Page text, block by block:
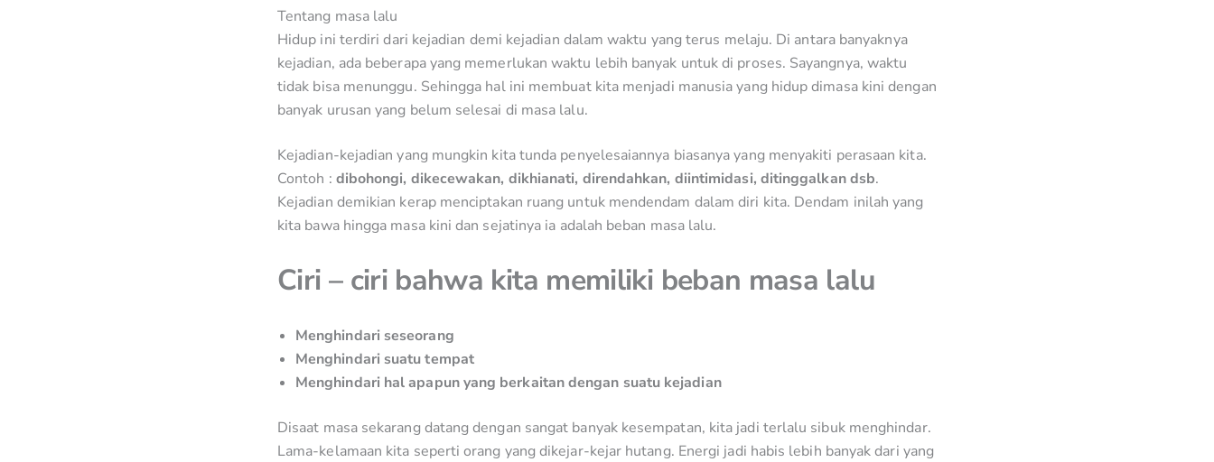
Tentang masa lalu
Hidup ini terdiri dari kejadian demi kejadian dalam waktu yang terus melaju. Di antara banyaknya
kejadian, ada beberapa yang memerlukan waktu lebih banyak untuk di proses. Sayangnya, waktu
tidak bisa menunggu. Sehingga hal ini membuat kita menjadi manusia yang hidup dimasa kini dengan
banyak urusan yang belum selesai di masa lalu.
Kejadian-kejadian yang mungkin kita tunda penyelesaiannya biasanya yang menyakiti perasaan kita.
Contoh : dibohongi, dikecewakan, dikhianati, direndahkan, diintimidasi, ditinggalkan dsb.
Kejadian demikian kerap menciptakan ruang untuk mendendam dalam diri kita. Dendam inilah yang
kita bawa hingga masa kini dan sejatinya ia adalah beban masa lalu.
Ciri – ciri bahwa kita memiliki beban masa lalu
Menghindari seseorang
Menghindari suatu tempat
Menghindari hal apapun yang berkaitan dengan suatu kejadian
Disaat masa sekarang datang dengan sangat banyak kesempatan, kita jadi terlalu sibuk menghindar.
Lama-kelamaan kita seperti orang yang dikejar-kejar hutang. Energi jadi habis lebih banyak dari yang